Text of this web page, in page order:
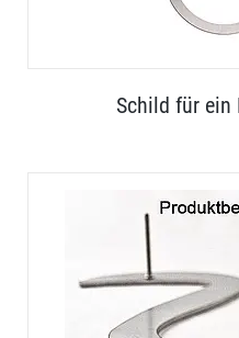
Schild für ein